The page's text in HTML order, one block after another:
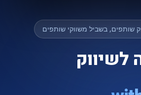
שותפים, בשביל משווקי שותפים
לשיווק